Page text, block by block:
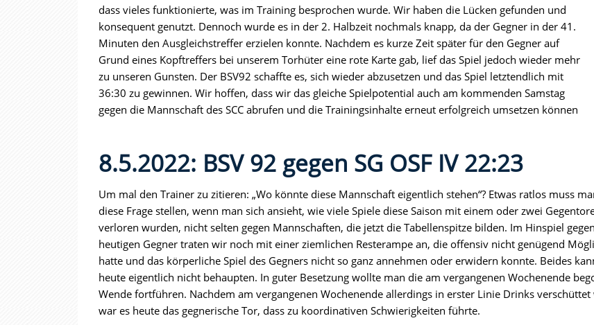
dass vieles funktionierte, was im Training besprochen wurde. Wir haben die Lücken gefunden und
konsequent genutzt. Dennoch wurde es in der 2. Halbzeit nochmals knapp, da der Gegner in der 41.
Minuten den Ausgleichstreffer erzielen konnte. Nachdem es kurze Zeit später für den Gegner auf
Grund eines Kopftreffers bei unserem Torhüter eine rote Karte gab, lief das Spiel jedoch wieder mehr
zu unseren Gunsten. Der BSV92 schaffte es, sich wieder abzusetzen und das Spiel letztendlich mit
36:30 zu gewinnen. Wir hoffen, dass wir das gleiche Spielpotential auch am kommenden Samstag
gegen die Mannschaft des SCC abrufen und die Trainingsinhalte erneut erfolgreich umsetzen können
8.5.2022: BSV 92 gegen SG OSF IV 22:23
Um mal den Trainer zu zitieren: „Wo könnte diese Mannschaft eigentlich stehen“? Etwas ratlos muss
diese Frage stellen, wenn man sich ansieht, wie viele Spiele diese Saison mit einem oder zwei
verloren wurden, nicht selten gegen Mannschaften, die jetzt die Tabellenspitze bilden. Im Hinspiel
heutigen Gegner traten wir noch mit einer ziemlichen Resterampe an, die offensiv nicht genügend
hatte und das körperliche Spiel des Gegners nicht so ganz annehmen oder erwidern konnte. Beides
heute eigentlich nicht behaupten. In guter Besetzung wollte man die am vergangenen Wochenende
Wende fortführen. Nachdem am vergangenen Wochenende allerdings in erster Linie Drinks verschüttet
war es heute das gegnerische Tor, dass zu koordinativen Schwierigkeiten führte.